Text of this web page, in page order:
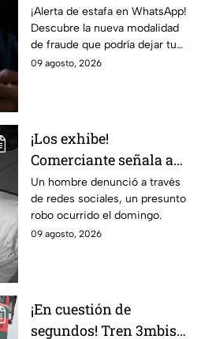
revisión”? Este mensaje
podría dejarte
vulnerable ante
ESTAFAS si no tienes
¡Alerta de estafa en WhatsApp!
Descubre la nueva modalidad
de fraude que podría dejar tu
cuenta vulnerable. ¡No te
09 agosto, 2026
¡Los exhibe!
Comerciante señala a
dos hombres de un
presunto robo a un
negocio en León
Un hombre denunció a través
de redes sociales, un presunto
robo ocurrido el domingo.
09 agosto, 2026
¡En cuestión de
segundos! Tren 3mbiste